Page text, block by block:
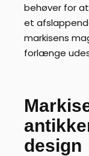
behøver for
et
markisens
forlænge
design